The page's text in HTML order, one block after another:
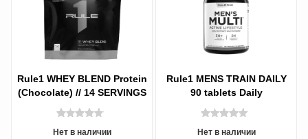
Rule1 WHEY BLEND Protein
(Chocolate) // 14 SERVINGS
476g, Протеин 14 ПОРЦИЙ
Нет в наличии
Rule1 MENS TRAIN DAILY
90 tablets Daily
Multivitamin, R1 МУЖСКОЙ
Ежедневные
Нет в наличии